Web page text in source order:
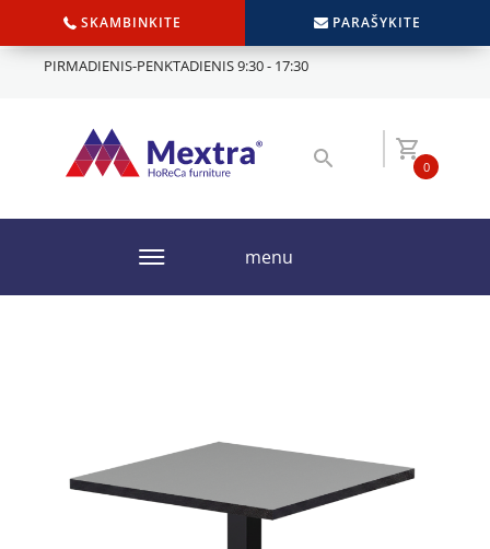
SKAMBINKITE PARAŠYKITE
PIRMADIENIS-PENKTADIENIS 9:30 - 17:30
0
menu